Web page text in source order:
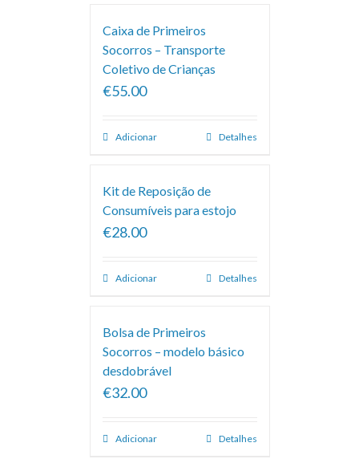
Caixa de Primeiros
Socorros – Transporte
Coletivo de Crianças
€55.00
Adicionar Detalhes
Kit de Reposição de
Consumíveis para estojo
€28.00
Adicionar Detalhes
Bolsa de Primeiros
Socorros – modelo básico
desdobrável
€32.00
Adicionar Detalhes